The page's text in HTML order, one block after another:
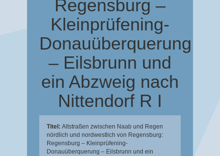
Regensburg –
Kleinprüfening-
Donauüberquerung
– Eilsbrunn und
ein Abzweig nach
Nittendorf R I
Titel: Altstraßen zwischen Naab und Regen
nördlich und nordwestlich von Regensburg:
Regensburg – Kleinprüfening-
Donauüberquerung – Eilsbrunn und ein